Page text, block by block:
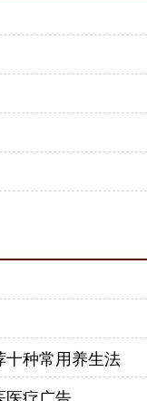
十种常用养生法